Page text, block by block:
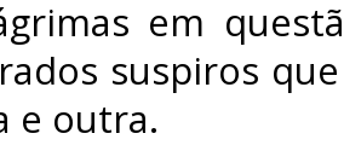
em
suspiros
e outra.